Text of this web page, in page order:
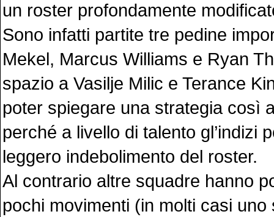
un roster profondamente
Sono infatti partite tre pedine
Mekel, Marcus Williams e Ryan
spazio a Vasilje Milic e Terance
poter spiegare una strategia così
perché a livello di talento gl’indizi
leggero indebolimento del roster.
Al contrario altre squadre hanno
pochi movimenti (in molti casi uno